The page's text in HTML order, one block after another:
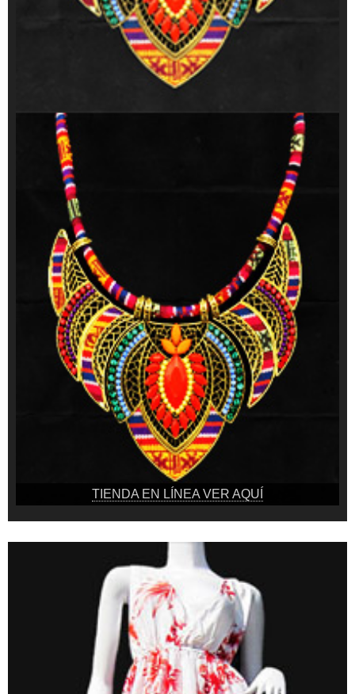
TIENDA EN LÍNEA VER AQUÍ